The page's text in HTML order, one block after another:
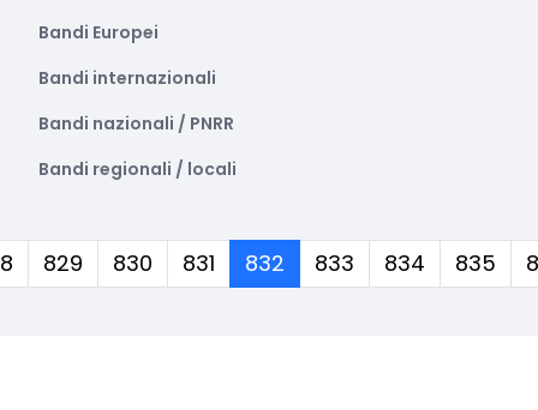
Bandi Europei
Bandi internazionali
Bandi nazionali / PNRR
Bandi regionali / locali
829 830 831 832(corrente)
833 834 835